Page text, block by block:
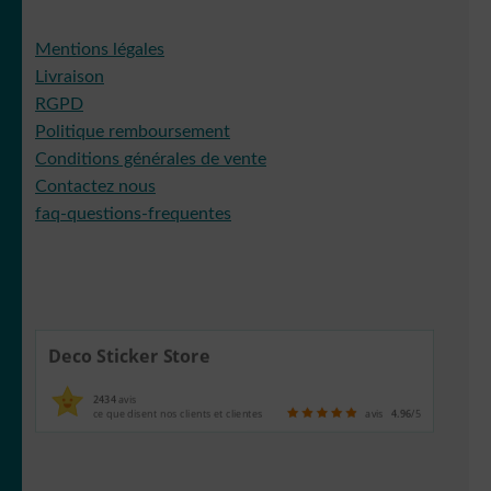
Mentions légales
Livraison
RGPD
Politique remboursement
Conditions générales de vente
Contactez nous
faq-questions-frequentes
Deco Sticker Store
2434avis
ce que disent nos clients et clientes avis 4.96/5